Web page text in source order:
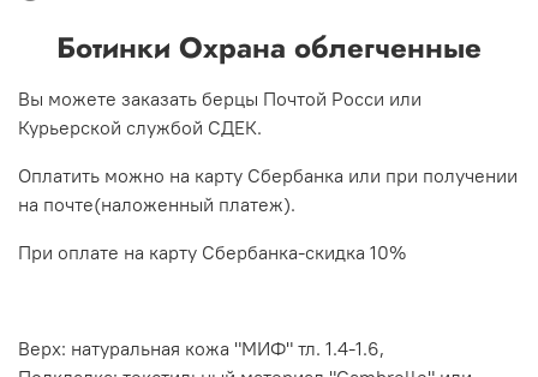
Ботинки Охрана облегченные
Вы можете заказать берцы Почтой Росси или
Курьерской службой СДЕК.
Оплатить можно на карту Сбербанка или при получении
на почте(наложенный платеж).
При оплате на карту Сбербанка-скидка 10%
Верх: натуральная кожа "МИФ" тл. 1.4-1.6,